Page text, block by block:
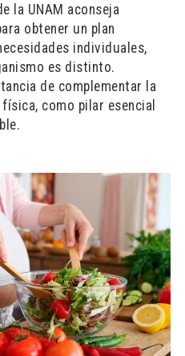
la UNAM aconseja
obtener un plan
individuales,
es distinto.
de complementar la
como pilar esencial